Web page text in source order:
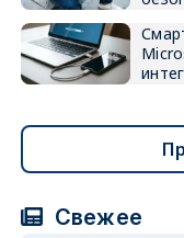
Свежее